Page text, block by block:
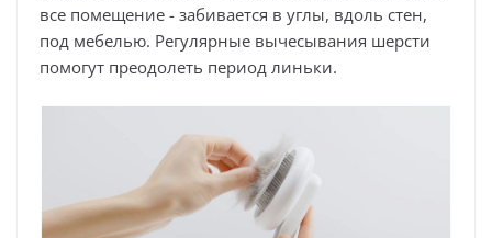
все помещение - забивается в углы, вдоль стен,
под мебелью. Регулярные вычесывания шерсти
помогут преодолеть период линьки.